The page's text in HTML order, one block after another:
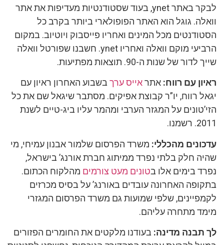
לבקר באתר ynet, בעוד שסטודנטיות מעדיפות את אתר
וואלה. גוגל הוא האתר הפופולארי ביותר בקרב כל
הסטודנטים מכל המינים ואחריו פייסבוק ויוטיוב. במקום
הרביעי מוקם וואלה ואחריו ynet. חשבנו שפורטל וואלה
שייך לדור של שנות ה-90. תוצאות מפתיעות.
ראיון עם רווח: אתראייס ערך בשבוע האחרון ראיון עם
יגאל רווח, יו”ר קבוצת אפיקים. מסתבר שיגאל שם את כל
הזי’טונים על המגזר הערבי ומהמר עליו ביג-טיים לשנת
2011. רשמנו.
עדכונים מהכללי: משרד הפרסום שלמור אבנון עמיחי, מי
שהיה חלק בלתי נפרד ממיתוג חברת אורנג’ בישראל,
נפרד בימים אלו בטונים מעט צורמים מהלקוח הכתום.
בתקופה האחרונה עובדים באורנג’ על בסיס מכרזים
לקמפיינים, שלפי שמועות גם משרד הפרסום המגזרי
מימד מתחרה עליהם.
לך תבנה מדינה: בעודנו מלקטים את החומרים הפזורים